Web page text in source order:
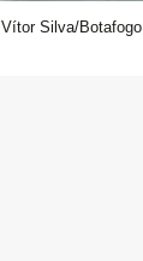
Vítor Silva/Botafogo